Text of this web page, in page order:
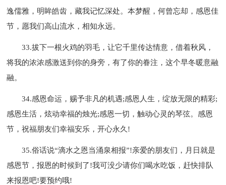
逸儒雅，明眸皓齿，藏我记忆深处。本梦醒，何曾忘却，感恩佳
节，愿我们高山流水，相知永远。
33.拔下一根火鸡的羽毛，让它千里传达情意，借着秋风，
将我的浓浓感激送到你的身旁，有了你的眷注，这个早冬暖意融
融。
34.感恩命运，赐予非凡的机遇;感恩人生，绽放无限的精彩;
感恩生活，炫动幸福的烛光;感恩一切，触动心灵的琴弦。感恩
节，祝福朋友们幸福安乐，开心永久!
35.俗话说“滴水之恩当涌泉相报”!亲爱的朋友们，月日就是
感恩节，报恩的时候到了!我可没少请你们喝水吃饭，赶快排队
来报恩吧!要预约哦!